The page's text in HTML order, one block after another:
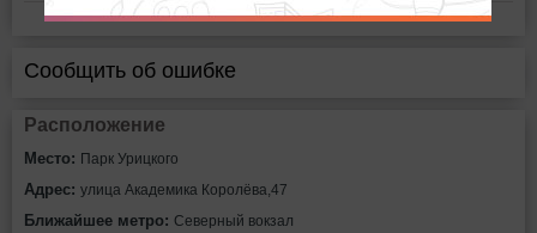
Сообщить об ошибке
Расположение
Место: Парк Урицкого
Адрес: улица Академика Королёва,47
Ближайшее метро: Северный вокзал